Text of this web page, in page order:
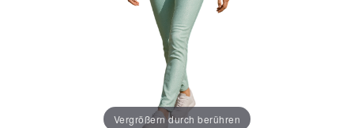
Vergrößern durch berühren